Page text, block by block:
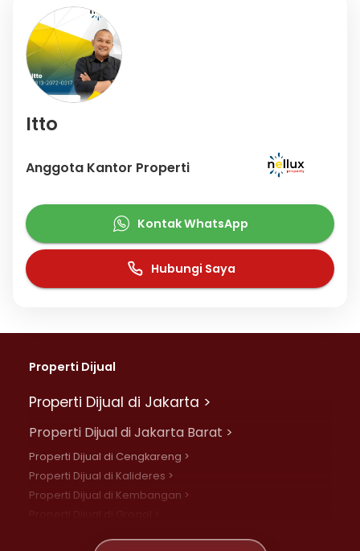
Itto
Anggota Kantor Properti
Kontak WhatsApp
Hubungi Saya
Properti Dijual
Properti Dijual di Jakarta >
Properti Dijual di Jakarta Barat >
Properti Dijual di Cengkareng >
Properti Dijual di Kalideres >
Properti Dijual di Kembangan >